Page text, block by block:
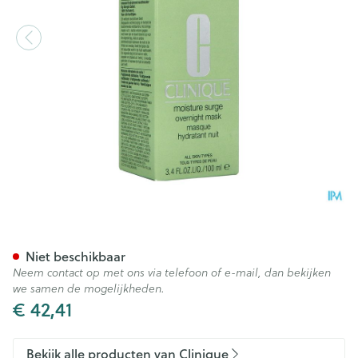
€ 42,41
Niet beschikbaar
Neem contact op met ons via telefoon of e-mail, dan bekijken
we samen de mogelijkheden.
Bekijk alle producten van Clinique